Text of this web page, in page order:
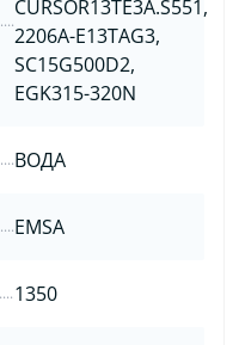
CURSOR13TE3A.S551,
2206A-E13TAG3,
SC15G500D2,
EGK315-320N
ВОДА
EMSA
1350